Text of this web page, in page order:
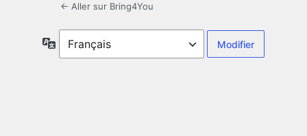
← Aller sur Bring4You
Langue